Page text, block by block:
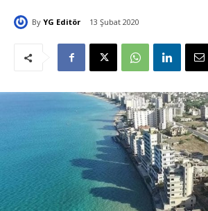
By YG Editör 13 Şubat 2020